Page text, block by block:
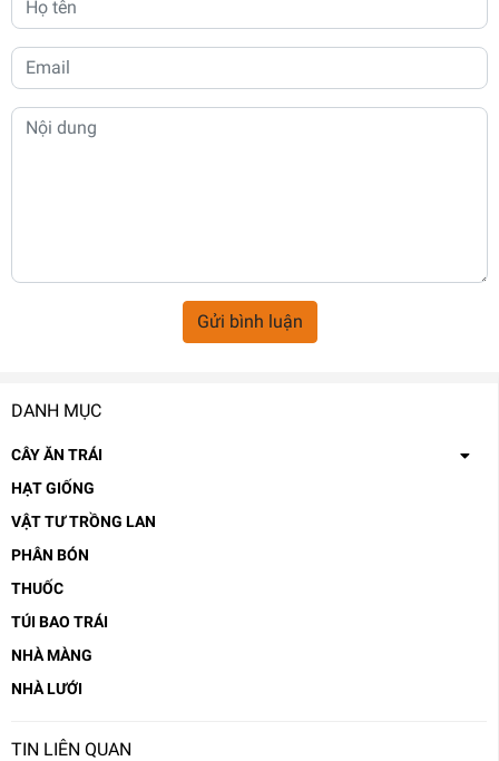
DANH MỤC
CÂY ĂN TRÁI
HẠT GIỐNG
VẬT TƯ TRỒNG LAN
PHÂN BÓN
THUỐC
TÚI BAO TRÁI
NHÀ MÀNG
NHÀ LƯỚI
TIN LIÊN QUAN
Gửi bình luận